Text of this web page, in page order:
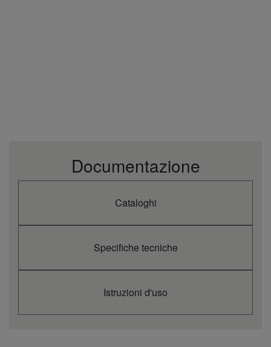
Documentazione
Cataloghi
Specifiche tecniche
Istruzioni d'uso